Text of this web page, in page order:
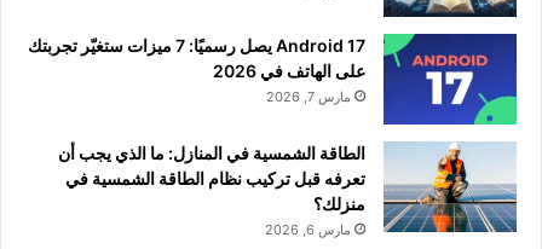
Android 17 يصل رسميًا: 7 ميزات ستغيّر تجربتك
على الهاتف في 2026
مارس 7, 2026
الطاقة الشمسية في المنازل: ما الذي يجب أن
تعرفه قبل تركيب نظام الطاقة الشمسية في
منزلك؟
مارس 6, 2026